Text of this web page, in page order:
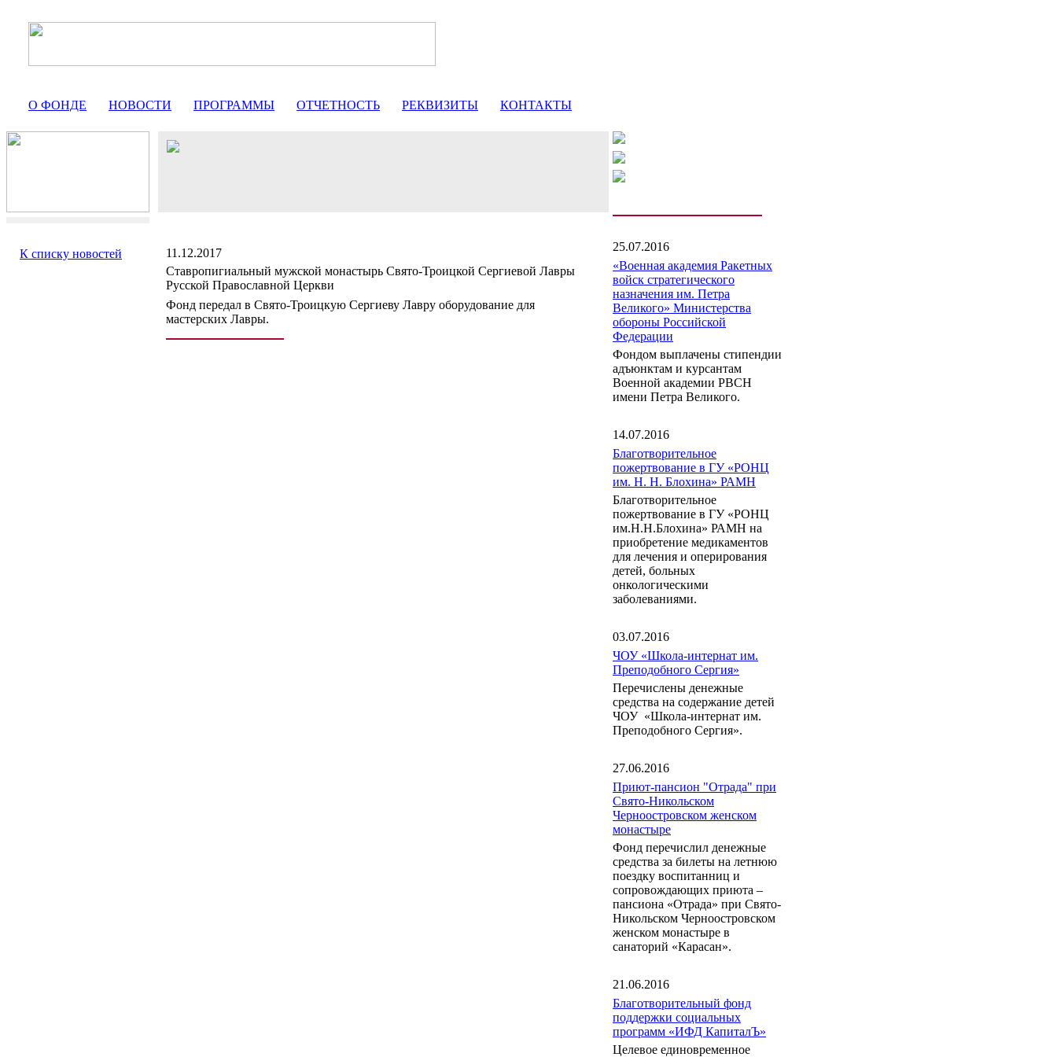
О ФОНДЕ НОВОСТИ ПРОГРАММЫ ОТЧЕТНОСТЬ РЕКВИЗИТЫ КОНТАКТЫ
К списку новостей
11.12.2017
Ставропигиальный мужской монастырь Свято-Троицкой Сергиевой Лавры
Русской Православной Церкви
Фонд передал в Свято-Троицкую Сергиеву Лавру оборудование для
мастерских Лавры.
25.07.2016
«Военная академия Ракетных
войск стратегического
назначения им. Петра
Великого» Министерства
обороны Российской
Федерации
Фондом выплачены стипендии
адъюнктам и курсантам
Военной академии РВСН
имени Петра Великого.
14.07.2016
Благотворительное
пожертвование в ГУ «РОНЦ
им. Н. Н. Блохина» РАМН
Благотворительное
пожертвование в ГУ «РОНЦ
им.Н.Н.Блохина» РАМН на
приобретение медикаментов
для лечения и оперирования
детей, больных
онкологическими
заболеваниями.
03.07.2016
ЧОУ «Школа-интернат им.
Преподобного Сергия»
Перечислены денежные
средства на содержание детей
ЧОУ «Школа-интернат им.
Преподобного Сергия».
27.06.2016
Приют-пансион "Отрада" при
Свято-Никольском
Черноостровском женском
монастыре
Фонд перечислил денежные
средства за билеты на летнюю
поездку воспитанниц и
сопровождающих приюта –
пансиона «Отрада» при Свято-
Никольском Черноостровском
женском монастыре в
санаторий «Карасан».
21.06.2016
Благотворительный фонд
поддержки социальных
программ «ИФД КапиталЪ»
Целевое единовременное